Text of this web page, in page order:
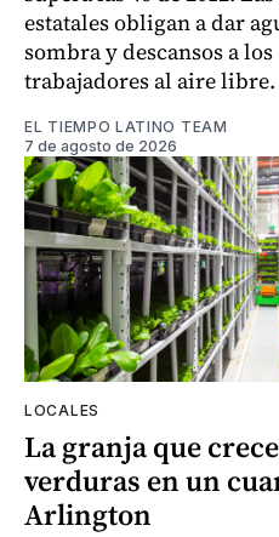
estatales obligan a dar
sombra y descansos a los
trabajadores al aire libre.
EL TIEMPO LATINO TEAM
7 de agosto de 2026
LOCALES
La granja que crece
verduras en un
Arlington